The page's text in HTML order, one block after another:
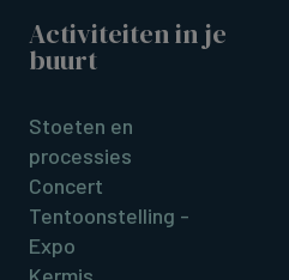
Activiteiten in je
buurt
Stoeten en
processies
Concert
Tentoonstelling -
Expo